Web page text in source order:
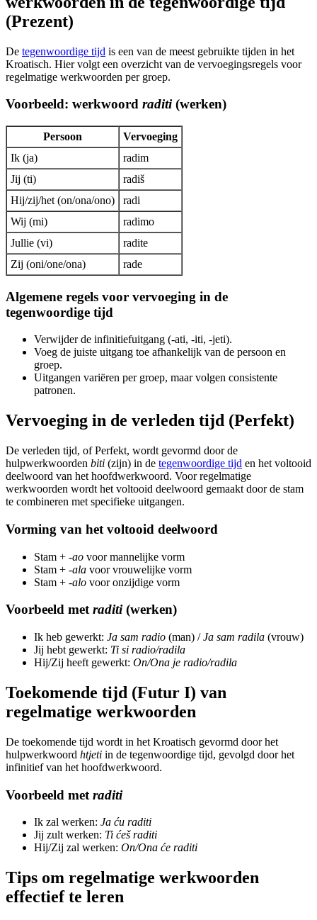
(Prezent)
De tegenwoordige tijd is een van de meest gebruikte tijden in het
Kroatisch. Hier volgt een overzicht van de vervoegingsregels voor
regelmatige werkwoorden per groep.
Voorbeeld: werkwoord raditi(werken)
Persoon
Vervoeging
Ik (ja)
radim
Jij (ti)
radiš
Hij/zij/het (on/ona/ono)
radi
Wij (mi)
radimo
Jullie (vi)
radite
Zij (oni/one/ona)
rade
Algemene regels voor vervoeging in de
tegenwoordige tijd
Verwijder de infinitiefuitgang (-ati, -iti, -jeti).
Voeg de juiste uitgang toe afhankelijk van de persoon en
groep.
Uitgangen variëren per groep, maar volgen consistente
patronen.
Vervoeging in de verleden tijd (Perfekt)
De verleden tijd, of Perfekt, wordt gevormd door de
hulpwerkwoorden biti (zijn) in de tegenwoordige tijd en het voltooid
deelwoord van het hoofdwerkwoord. Voor regelmatige
werkwoorden wordt het voltooid deelwoord gemaakt door de stam
te combineren met specifieke uitgangen.
Vorming van het voltooid deelwoord
Stam + -ao voor mannelijke vorm
Stam + -ala voor vrouwelijke vorm
Stam + -alo voor onzijdige vorm
Voorbeeld metraditi(werken)
Ik heb gewerkt: Ja sam radio (man) /Ja sam radila (vrouw)
Jij hebt gewerkt: Ti si radio/radila
Hij/Zij heeft gewerkt: On/Ona je radio/radila
Toekomende tijd (Futur I) van
regelmatige werkwoorden
De toekomende tijd wordt in het Kroatisch gevormd door het
hulpwerkwoord htjeti in de tegenwoordige tijd, gevolgd door het
infinitief van het hoofdwerkwoord.
Voorbeeld met raditi
Ik zal werken: Ja ću raditi
Jij zult werken: Ti ćeš raditi
Hij/Zij zal werken: On/Ona će raditi
Tips om regelmatige werkwoorden
effectief te leren